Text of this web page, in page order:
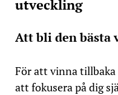
utveckling
Att bli den bästa
För att vinna
att fokusera på dig